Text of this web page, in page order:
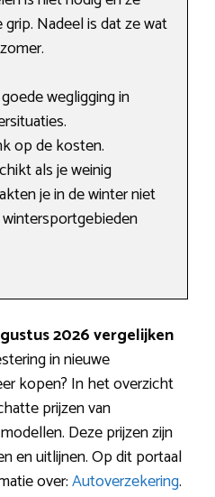
Nadeel is dat ze wat
wegligging in
op de kosten.
als je weinig
je in de winter niet
2026 vergelijken
in nieuwe
kopen? In het overzicht
prijzen van
Deze prijzen zijn
en uitlijnen. Op dit portaal
over:Autoverzekering.